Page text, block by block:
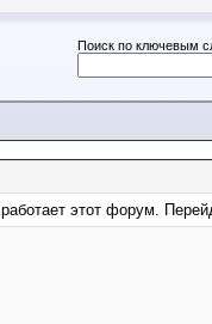
Поиск по ключевым
этот форум.